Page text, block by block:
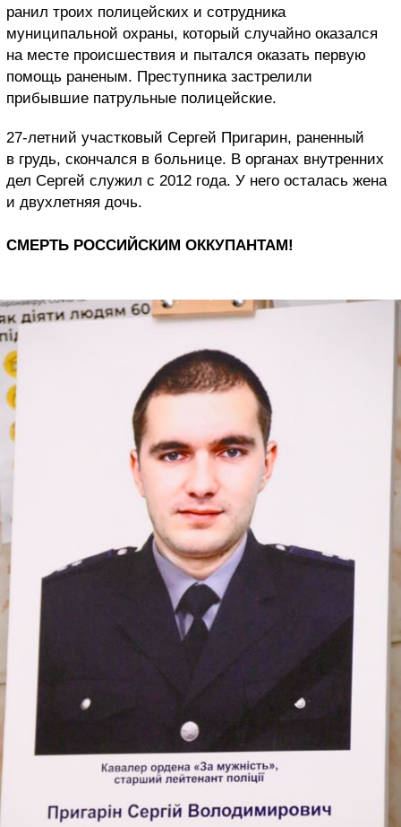
ранил троих полицейских и сотрудника
муниципальной охраны, который случайно оказался
на месте происшествия и пытался оказать первую
помощь раненым. Преступника застрелили
прибывшие патрульные полицейские.
27-летний участковый Сергей Пригарин, раненный
в грудь, скончался в больнице. В органах внутренних
дел Сергей служил с 2012 года. У него осталась жена
и двухлетняя дочь.
СМЕРТЬ РОССИЙСКИМ ОККУПАНТАМ!